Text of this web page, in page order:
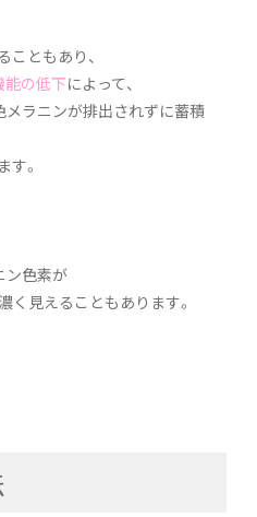
ともあり、
能の低下によって、
メラニンが排出されずに蓄積
。
ン色素が
く見えることもあります。